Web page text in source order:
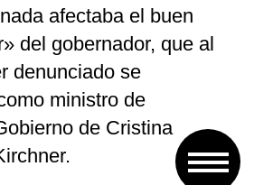
afectaba el buen
del gobernador, que al
denunciado se
ministro de
de Cristina